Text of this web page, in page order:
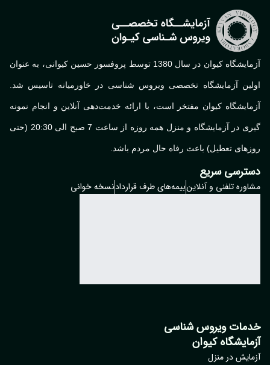
آزمایشگاه کیوان در سال 1380 توسط پروفسور حسین کیوانی، به عنوان
اولین آزمایشگاه تخصصی ویروس شناسی در خاورمیانه تاسیس شد.
آزمایشگاه کیوان مفتخر است، با ارائه خدمت‌دهی آنلاین و انجام نمونه
گیری در آزمایشگاه و منزل همه روزه از ساعت 7 صبح الی 20:30 (حتی
روزهای تعطیل) باعث رفاه حال مردم باشد.
دسترسی سریع
مشاوره تلفنی و آنلاینبیمه‌های طرف قراردادنسخه خوانی
خدمات ویروس شناسی
آزمایشگاه کیوان
آزمایش در منزل